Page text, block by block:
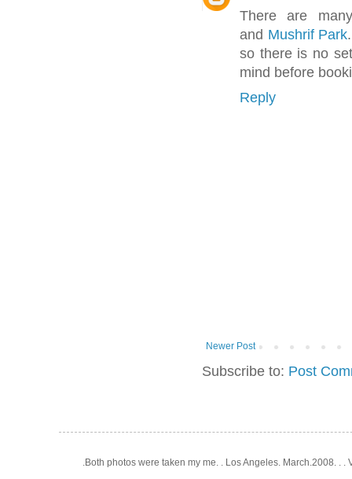
There are
and Mushrif Park
so there is no
mind before
Reply
Newer Post
Subscribe to: Post
.Both photos were taken my me. . Los Angeles. March.2008. . .